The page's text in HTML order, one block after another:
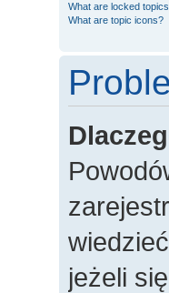
What are locked
What are topic icons?
jeżeli